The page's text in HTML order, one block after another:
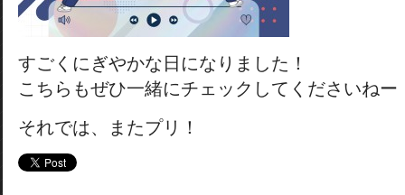
すごくにぎやかな日になりました！
こちらもぜひ一緒にチェックしてくださいねー
それでは、またプリ！